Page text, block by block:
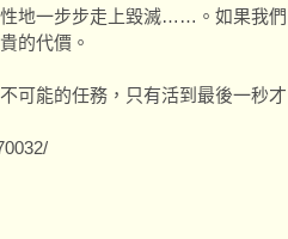
地一步步走上毀滅……。如果我們
貴的代價。
能的任務，只有活到最後一秒才